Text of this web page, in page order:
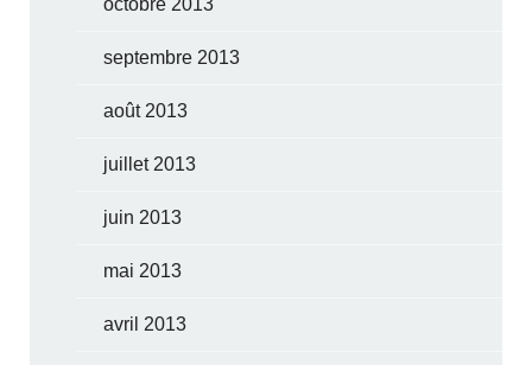
septembre 2013
août 2013
juillet 2013
juin 2013
mai 2013
avril 2013